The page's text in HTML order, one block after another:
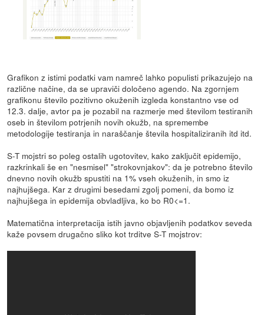
Grafikon z istimi podatki vam namreč lahko populisti prikazujejo na
različne načine, da se upraviči določeno agendo. Na zgornjem
grafikonu število pozitivno okuženih izgleda konstantno vse od
12.3. dalje, avtor pa je pozabil na razmerje med številom testiranih
oseb in številom potrjenih novih okužb, na spremembe
metodologije testiranja in naraščanje števila hospitaliziranih itd itd.
S-T mojstri so poleg ostalih ugotovitev, kako zaključit epidemijo,
razkrinkali še en "nesmisel" "strokovnjakov": da je potrebno število
dnevno novih okužb spustiti na 1% vseh okuženih, in smo iz
najhujšega. Kar z drugimi besedami zgolj pomeni, da bomo iz
najhujšega in epidemija obvladljiva, ko bo R0<=1.
Matematična interpretacija istih javno objavljenih podatkov seveda
kaže povsem drugačno sliko kot trditve S-T mojstrov: